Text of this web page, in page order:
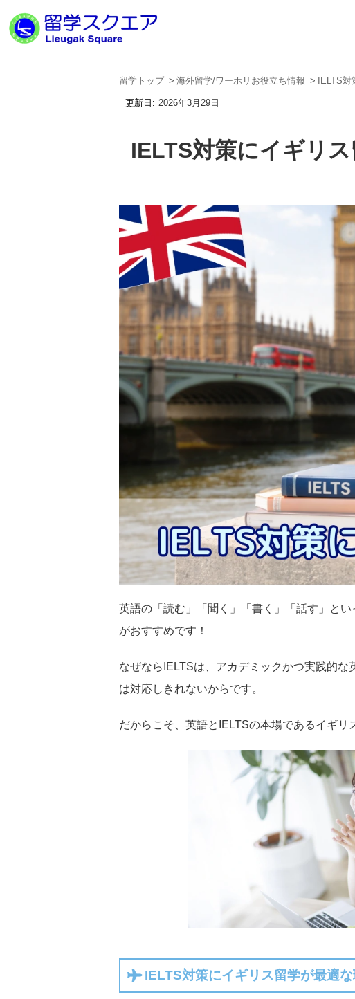
留学トップ 海外留学/ワーホリお役立ち情報 IELTS
2026年3月29日
IELTS対策にイギリ
英語の「読む」「聞く」「書く」「話す」と
がおすすめです！
なぜならIELTSは、アカデミックかつ実践的
は対応しきれないからです。
だからこそ、英語とIELTSの本場であるイギリ
IELTS対策にイギリス留学が最適